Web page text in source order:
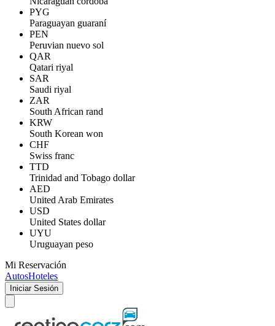
PYG
Paraguayan guaraní
PEN
Peruvian nuevo sol
QAR
Qatari riyal
SAR
Saudi riyal
ZAR
South African rand
KRW
South Korean won
CHF
Swiss franc
TTD
Trinidad and Tobago dollar
AED
United Arab Emirates
USD
United States dollar
UYU
Uruguayan peso
Mi Reservación
AutosHoteles
Iniciar Sesión